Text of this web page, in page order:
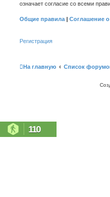
означает согласие со всеми
Общие правила | Соглашение
Регистрация
На главную Список
110